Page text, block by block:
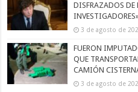
DISFRAZADOS DE
3 de agosto de
FUERON
QUE
CAMIÓN
3 de agosto de